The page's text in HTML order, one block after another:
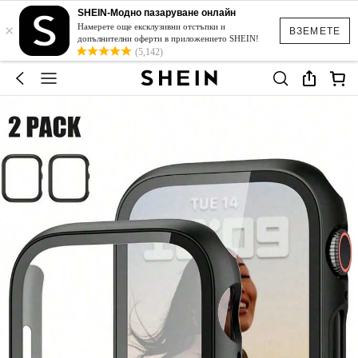
ВЗЕМЕТЕ
×
SHEIN-Модно пазаруване онлайн
Намерете още ексклузивни отстъпки и
допълнителни оферти в приложението SHEIN!
(5,142)